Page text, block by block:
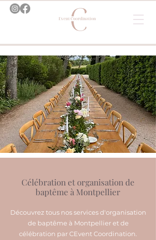
Célébration et organisation de
baptême à Montpellier
Découvrez tous nos services d'organisation
de baptême à Montpellier et de
célébration par CEvent Coordination.